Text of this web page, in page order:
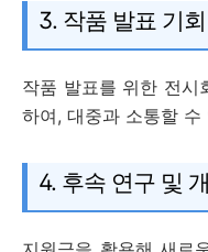
3. 작품 발표 기
작품 발표를 위한 전시
하여, 대중과 소통할
4. 후속 연구 및